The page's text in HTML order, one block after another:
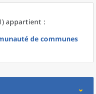
appartient :
de communes